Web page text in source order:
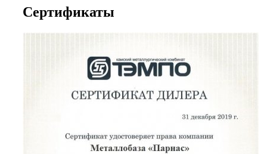
Сертификаты